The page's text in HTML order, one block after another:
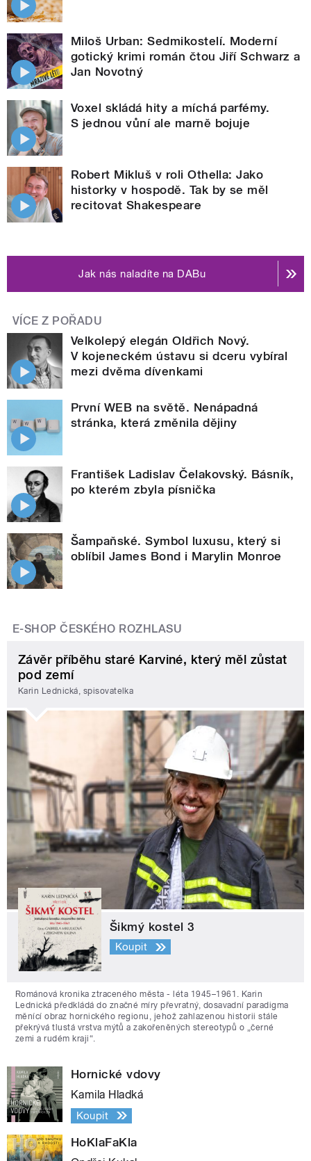
Miloš Urban: Sedmikostelí. Moderní
gotický krimi román čtou Jiří Schwarz a
Jan Novotný
Voxel skládá hity a míchá parfémy.
S jednou vůní ale marně bojuje
Robert Mikluš v roli Othella: Jako
historky v hospodě. Tak by se měl
recitovat Shakespeare
Jak nás naladíte na DABu
VÍCE Z POŘADU
Velkolepý elegán Oldřich Nový.
V kojeneckém ústavu si dceru vybíral
mezi dvěma dívenkami
První WEB na světě. Nenápadná
stránka, která změnila dějiny
František Ladislav Čelakovský. Básník,
po kterém zbyla písnička
Šampaňské. Symbol luxusu, který si
oblíbil James Bond i Marylin Monroe
E-SHOP ČESKÉHO ROZHLASU
Závěr příběhu staré Karviné, který měl zůstat
pod zemí
Karin Lednická, spisovatelka
Šikmý kostel 3
Koupit
Románová kronika ztraceného města - léta 1945–1961. Karin
Lednická předkládá do značné míry převratný, dosavadní paradigma
měnící obraz hornického regionu, jehož zahlazenou historii stále
překrývá tlustá vrstva mýtů a zakořeněných stereotypů o „černé
zemi a rudém kraji“.
Hornické vdovy
Kamila Hladká
Koupit
HoKlaFaKla